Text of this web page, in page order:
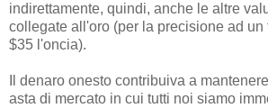
indirettamente, quindi, anche le altre
collegate all'oro (per la precisione ad un
$35 l'oncia).
Il denaro onesto contribuiva a
asta di mercato in cui tutti noi siamo